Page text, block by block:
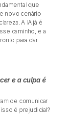
que
novo cenário
A IA já é
caminho, e a
para dar
e a culpa é
de comunicar
é prejudicial?